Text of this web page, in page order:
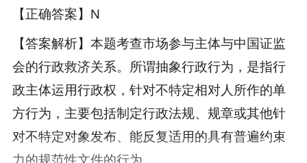
【正确答案】N
【答案解析】本题考查市场参与主体与中国证监
会的行政救济关系。所谓抽象行政行为，是指行
政主体运用行政权，针对不特定相对人所作的单
方行为，主要包括制定行政法规、规章或其他针
对不特定对象发布、能反复适用的具有普遍约束
力的规范性文件的行为。